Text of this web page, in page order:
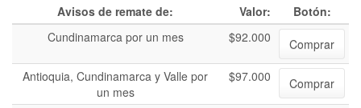
Avisos de remate de:
Valor:
Botón:
Cundinamarca por un mes
$92.000
Comprar
Antioquia, Cundinamarca y Valle por
un mes
$97.000 Comprar